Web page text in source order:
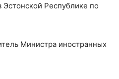
Республике по
Министра иностранных